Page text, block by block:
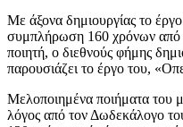
Με άξονα δημιουργίας το
συμπλήρωση 160 χρόνων από
ποιητή, ο διεθνούς φήμης
παρουσιάζει το έργο του,
Μελοποιημένα ποιήματα του
λόγος από τον Δωδεκάλογο